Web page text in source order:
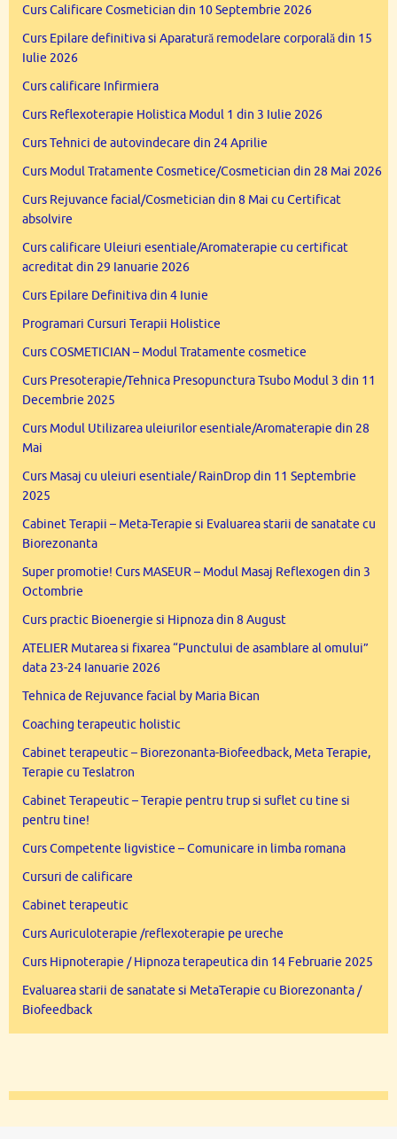
Curs Calificare Cosmetician din 10 Septembrie 2026
Curs Epilare definitiva si Aparatură remodelare corporală din 15
Iulie 2026
Curs calificare Infirmiera
Curs Reflexoterapie Holistica Modul 1 din 3 Iulie 2026
Curs Tehnici de autovindecare din 24 Aprilie
Curs Modul Tratamente Cosmetice/Cosmetician din 28 Mai 2026
Curs Rejuvance facial/Cosmetician din 8 Mai cu Certificat
absolvire
Curs calificare Uleiuri esentiale/Aromaterapie cu certificat
acreditat din 29 Ianuarie 2026
Curs Epilare Definitiva din 4 Iunie
Programari Cursuri Terapii Holistice
Curs COSMETICIAN – Modul Tratamente cosmetice
Curs Presoterapie/Tehnica Presopunctura Tsubo Modul 3 din 11
Decembrie 2025
Curs Modul Utilizarea uleiurilor esentiale/Aromaterapie din 28
Mai
Curs Masaj cu uleiuri esentiale/ RainDrop din 11 Septembrie
2025
Cabinet Terapii – Meta-Terapie si Evaluarea starii de sanatate cu
Biorezonanta
Super promotie! Curs MASEUR – Modul Masaj Reflexogen din 3
Octombrie
Curs practic Bioenergie si Hipnoza din 8 August
ATELIER Mutarea si fixarea “Punctului de asamblare al omului”
data 23-24 Ianuarie 2026
Tehnica de Rejuvance facial by Maria Bican
Coaching terapeutic holistic
Cabinet terapeutic – Biorezonanta-Biofeedback, Meta Terapie,
Terapie cu Teslatron
Cabinet Terapeutic – Terapie pentru trup si suflet cu tine si
pentru tine!
Curs Competente ligvistice – Comunicare in limba romana
Cursuri de calificare
Cabinet terapeutic
Curs Auriculoterapie /reflexoterapie pe ureche
Curs Hipnoterapie / Hipnoza terapeutica din 14 Februarie 2025
Evaluarea starii de sanatate si MetaTerapie cu Biorezonanta /
Biofeedback